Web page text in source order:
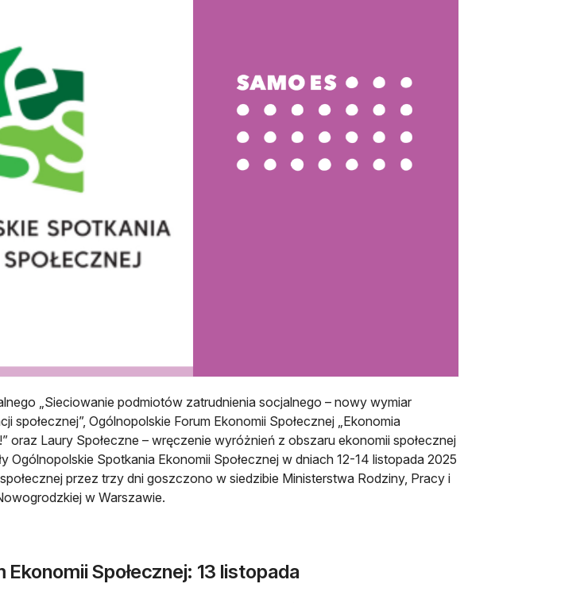
„Sieciowanie podmiotów zatrudnienia socjalnego – nowy wymiar
społecznej”, Ogólnopolskie Forum Ekonomii Społecznej „Ekonomia
oraz Laury Społeczne – wręczenie wyróżnień z obszaru ekonomii społecznej
Ogólnopolskie Spotkania Ekonomii Społecznej w dniach 12-14 listopada 2025
przez trzy dni goszczono w siedzibie Ministerstwa Rodziny, Pracy i
w Warszawie.
Społecznej: 13 listopada